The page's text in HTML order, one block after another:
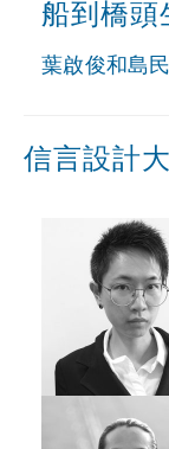
船到橋頭
葉啟俊和島
信言設計